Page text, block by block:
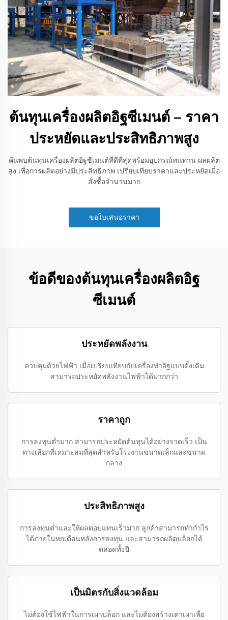
ต้นทุนเครื่องผลิตอิฐซีเมนต์ – ราคา
ประหยัดและประสิทธิภาพสูง
ค้นพบต้นทุนเครื่องผลิตอิฐซีเมนต์ที่ดีที่สุดพร้อมอุปกรณ์ทนทาน ผลผลิต
สูง เพื่อการผลิตอย่างมีประสิทธิภาพ เปรียบเทียบราคาและประหยัดเมื่อ
สั่งซื้อจำนวนมาก
ขอใบเสนอราคา
ข้อดีของต้นทุนเครื่องผลิตอิฐ
ซีเมนต์
ประหยัดพลังงาน
ควบคุมด้วยไฟฟ้า เมื่อเปรียบเทียบกับเครื่องทำอิฐแบบดั้งเดิม
สามารถประหยัดพลังงานไฟฟ้าได้มากกว่า
ราคาถูก
การลงทุนต่ำมาก สามารถประหยัดต้นทุนได้อย่างรวดเร็ว เป็น
ทางเลือกที่เหมาะสมที่สุดสำหรับโรงงานขนาดเล็กและขนาด
กลาง
ประสิทธิภาพสูง
การลงทุนต่ำและให้ผลตอบแทนเร็วมาก ลูกค้าสามารถทำกำไร
ได้ภายในหกเดือนหลังการลงทุน และสามารถผลิตบล็อกได้
ตลอดทั้งปี
เป็นมิตรกับสิ่งแวดล้อม
ไม่ต้องใช้ไฟฟ้าในการเผาบล็อก และไม่ต้องสร้างเตาเผาเพื่อ